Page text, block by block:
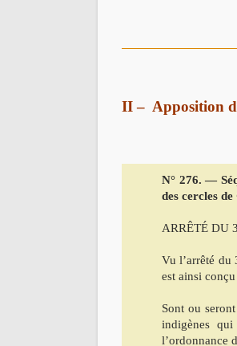
II – Apposition
N° 276. —
des cercles
ARRÊTÉ DU
Vu l’arrêté du
est ainsi conçu
Sont ou
indigènes
l’ordonnance